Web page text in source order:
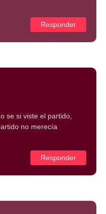
Responder
se si viste el partido,
no merecía
Responder